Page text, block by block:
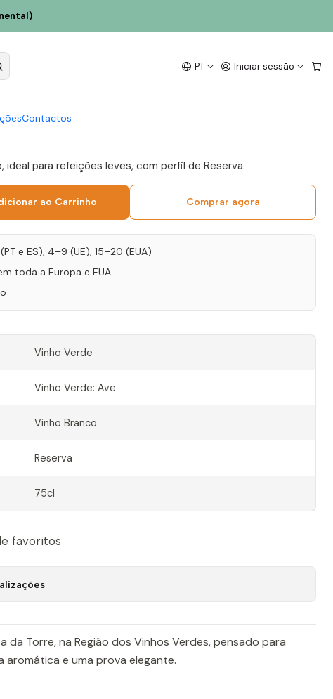
PT Iniciar sessão
Contactos
75cl
da Torre Sousa Lopes
ideal para refeições leves, com perfil de Reserva.
ao Carrinho Comprar agora
e ES), 4–9 (UE), 15–20 (EUA)
toda a Europa e EUA
Vinho Verde
Vinho Verde: Ave
Vinho Branco
Reserva
75cl
favoritos
da Torre, na Região dos Vinhos Verdes, pensado para
aromática e uma prova elegante.